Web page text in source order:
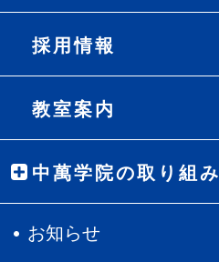
採用情報
教室案内
中萬学院の取り組み
お知らせ